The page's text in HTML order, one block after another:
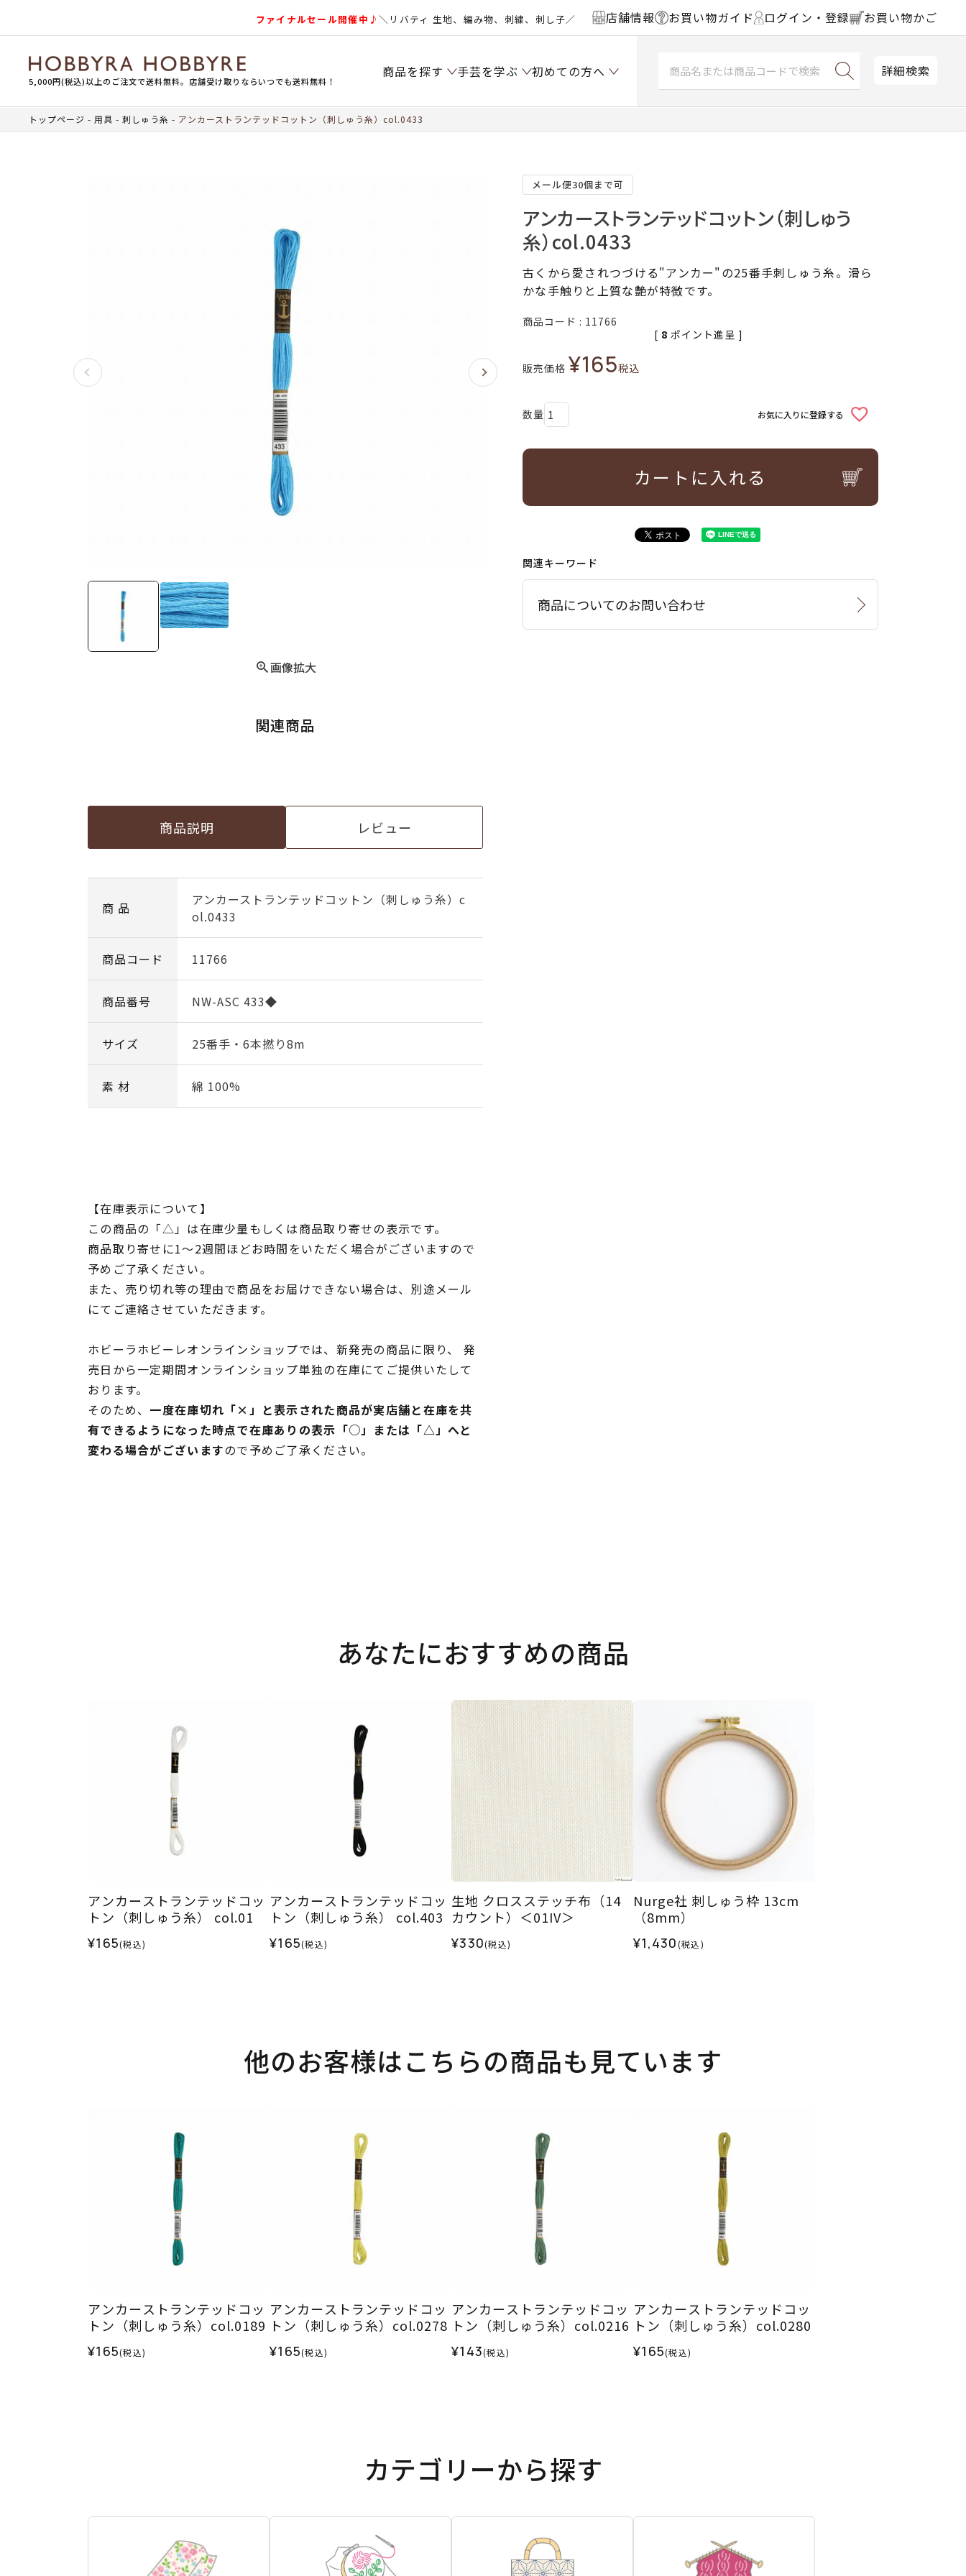
ファイナルセール開催中♪＼リバティ 生地、編み物、刺繍、刺し子／ 店舗情報 お買い物ガイド ログイン・登録 お買い物かご
5,000円(税込)以上のご注文で送料無料。店舗受け取りならいつでも送料無料！
商品を探す 手芸を学ぶ 初めての方へ 詳細検索
トップページ 用具 刺しゅう糸 アンカーストランテッドコットン（刺しゅう糸）col.0433
画像拡大
関連商品
商品説明 レビュー
商 品
アンカーストランテッドコットン（刺しゅう糸）c
ol.0433
商品コード 11766
商品番号 NW-ASC 433◆
サイズ 25番手・6本撚り8m
素 材 綿 100%
【在庫表示について】
この商品の「△」は在庫少量もしくは商品取り寄せの表示です。
商品取り寄せに1～2週間ほどお時間をいただく場合がございますので
予めご了承ください。
また、売り切れ等の理由で商品をお届けできない場合は、別途メール
にてご連絡させていただきます。
ホビーラホビーレオンラインショップでは、新発売の商品に限り、 発
売日から一定期間オンラインショップ単独の在庫にてご提供いたして
おります。
そのため、 一度在庫切れ「×」と表示された商品が実店舗と在庫を共
有できるようになった時点で在庫ありの表示「○」または「△」へと
変わる場合がございますので予めご了承ください。
メール便30個まで可
アンカーストランテッドコットン（刺しゅう
糸）col.0433
古くから愛されつづける"アンカー"の25番手刺しゅう糸。滑ら
かな手触りと上質な艶が特徴です。
商品コード 11766
販売価格 ¥165税込
[ 8 ポイント進呈 ]
お気に入りに登録する
カートに入れる
関連キーワード
商品についてのお問い合わせ
あなたにおすすめの商品
アンカーストランテッドコッ
トン（刺しゅう糸） col.01
¥165(税込)
アンカーストランテッドコッ
トン（刺しゅう糸） col.403
¥165(税込)
生地 クロスステッチ布（14
カウント）＜01IV＞
¥330(税込)
Nurge社 刺しゅう枠 13cm
（8mm）
¥1,430(税込)
他のお客様はこちらの商品も見ています
アンカーストランテッドコッ
トン（刺しゅう糸）col.0189
¥165(税込)
アンカーストランテッドコッ
トン（刺しゅう糸）col.0278
¥165(税込)
アンカーストランテッドコッ
トン（刺しゅう糸）col.0216
¥143(税込)
アンカーストランテッドコッ
トン（刺しゅう糸）col.0280
¥165(税込)
カテゴリーから探す